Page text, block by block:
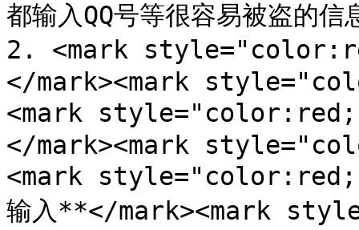
都输入QQ号等很容易被盗的
2. <mark
</mark><mark
<mark
</mark><mark
<mark
输入**</mark><mark